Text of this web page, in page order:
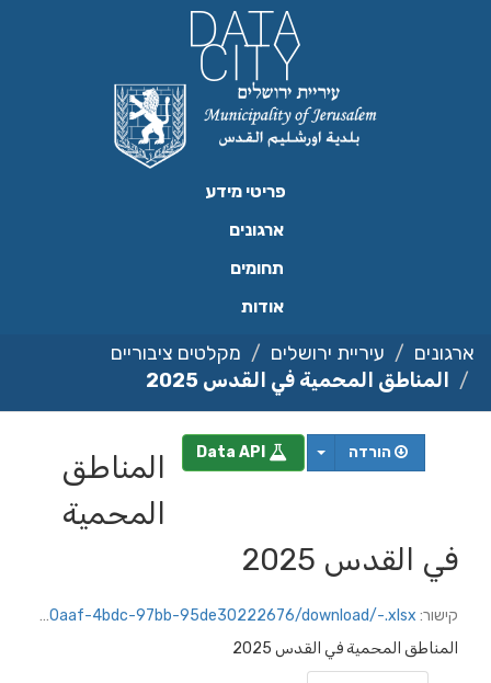
פריטי מידע
ארגונים
תחומים
אודות
ארגונים עיריית ירושלים
מקלטים ציבוריים
المناطق المحمية في القدس 2025
הורדה
المناطق
المحمية
في القدس 2025
קישור: https://jerusalem.datacity.org.il/dataset/3e97d0fc-4268-4aea-844d-12588f55d809/resource/b933dd34-0aaf-4bdc-97bb-95de30222676/download/-.xlsx
المناطق المحمية في القدس 2025